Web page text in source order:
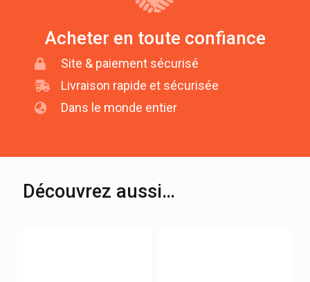
Acheter en toute confiance
Site & paiement sécurisé
Livraison rapide et sécurisée
Dans le monde entier
Découvrez aussi…